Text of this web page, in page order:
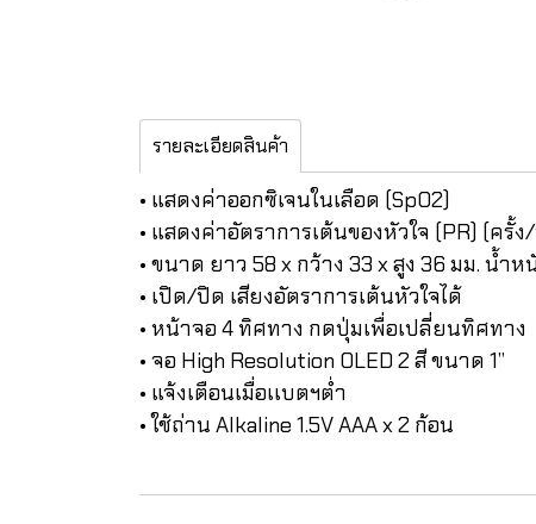
รายละเอียดสินค้า
• แสดงค่าออกซิเจนในเลือด (SpO2)
• แสดงค่าอัตราการเต้นของหัวใจ (PR) (ครั้
• ขนาด ยาว 58 x กว้าง 33 x สูง 36 มม. น้ำ
• เปิด/ปิด เสียงอัตราการเต้นหัวใจได้
• หน้าจอ 4 ทิศทาง กดปุ่มเพื่อเปลี่ยนทิศทาง
• จอ High Resolution OLED 2 สี ขนาด 1”
• แจ้งเตือนเมื่อเเบตฯต่ำ
• ใช้ถ่าน Alkaline 1.5V AAA x 2 ก้อน